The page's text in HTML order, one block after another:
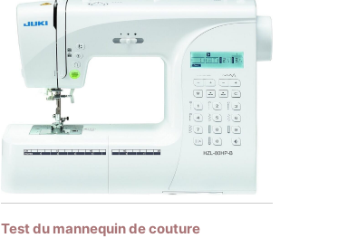
Test du mannequin de couture